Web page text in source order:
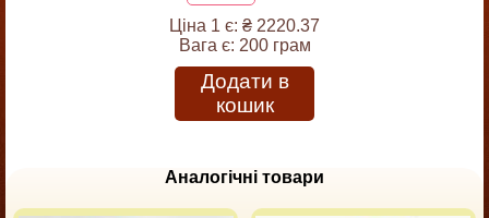
Ціна 1 є: ₴ 2220.37
Вага є: 200 грам
Додати в
кошик
Аналогічні товари